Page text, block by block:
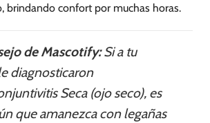
brindando confort por muchas horas.
de Mascotify:Si a tu
diagnosticaron
Seca (ojo seco), es
que amanezca con legañas